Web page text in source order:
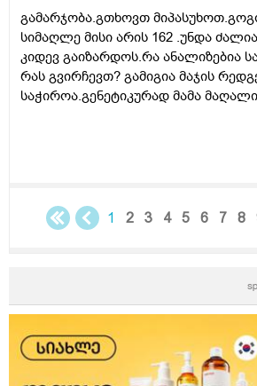
რამდენჯერმე,ხანგძლივად ან რა
რკინა რომ არ დამიგროვდეს.
ანალიზით 161 (120-160 ნორმ).
და მთლიანად სისხლის ანალიზი
გამარჯობა.გთხოვთ
სიმაღლე მისი არის 162 .უნდა
კიდევ გაიზარდოს.რა ანალიზებია
რას გვირჩევთ? გამიგია მაჯის
საჭიროა.გენეტიკურად მამა
პლასკასტოპიაც.რომ მომწეროთ
1 2 3 4 5 6 7 8